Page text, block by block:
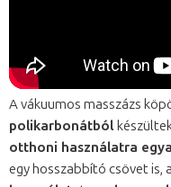
A vákuumos masszázs
polikarbonátból
otthoni használatra
egy hosszabbító csövet is,